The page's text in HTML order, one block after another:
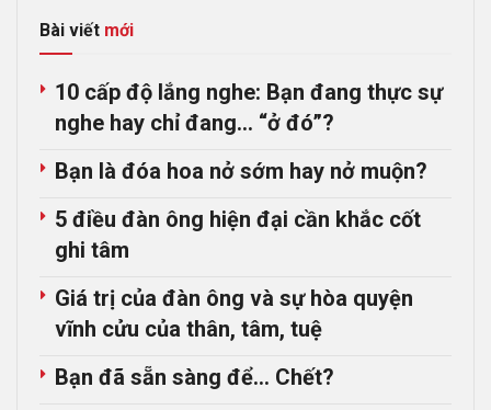
Bài viết mới
10 cấp độ lắng nghe: Bạn đang thực sự
nghe hay chỉ đang… “ở đó”?
Bạn là đóa hoa nở sớm hay nở muộn?
5 điều đàn ông hiện đại cần khắc cốt
ghi tâm
Giá trị của đàn ông và sự hòa quyện
vĩnh cửu của thân, tâm, tuệ
Bạn đã sẵn sàng để… Chết?